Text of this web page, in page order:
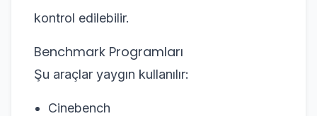
kontrol edilebilir.
Benchmark Programları
Şu araçlar yaygın kullanılır:
Cinebench